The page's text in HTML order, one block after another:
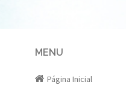
MENU
Página Inicial